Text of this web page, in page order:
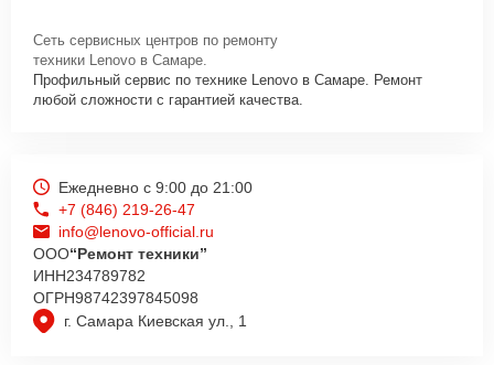
Сеть сервисных центров по ремонту
техники Lenovo в Самаре.
Профильный сервис по технике Lenovo в Самаре. Ремонт
любой сложности с гарантией качества.
г. Самара Киевская ул., 1
Ежедневно с 9:00 до 21:00
+7 (846) 219-26-47
info@lenovo-official.ru
ООО“Ремонт техники”
ИНН234789782
ОГРН98742397845098